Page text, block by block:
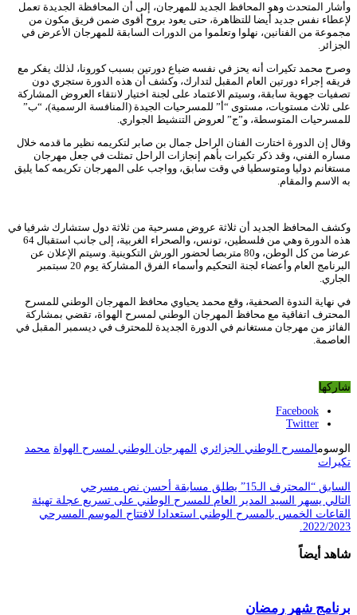
وأشار المتحدث وهو المحافظ الجديد للمهرجان، إلى أن المحافظة الجديدة تعمل
لإعطاء نفس جديد أيضا للتظاهرة، حتى يعود بروح أقوى ضمن فريق مكون من
مجموعة من الفنانين، نهلوا وتعلموا من الدورات السابقة للمهرجان الأعرض في
الجزائر.
وصرح محمد تكيرات أنه يحز في نفسه ضياع دورتين بسبب كورونا، لذلك يفكر مع
فريقه إجراء دورتين العام المقبل لتدارك، وكشف أن هذه الدورة ستجري دون
تصفيات جهوية سابقة، وسيتم الاعتماد على لجنة اختيار لانتقاء العروض المشاركة
على ثلاث مستويات، مستوى “أ” للمسرحيات الجيدة (المنافسة الرسمية)، “ب”
للمسرحيات المتوسطة، و”ج” لعروض التنشيط الجواري.
وقال إن الدورة اختارت الفنان الراحل جمال بن صابر لتكريمه نظير ما قدمه خلال
مساره الفني، وقد ذكر تكيرات بأهم إنجازات الراحل تمثلت في جعل مهرجان
مستغانم دوليا ومتوسطيا في وقت سابق، وواجب على المهرجان تكريمه كما يليق
به الاسم والمقام.
وكشف المحافظ الجديد أن ثلاثة عروض مسرحية من ثلاثة دول ستشارك شرفيا في
هذه الدورة وهي من فلسطين، تونس، والصحراء الغربية، إلى جانب استقبال 64
عرضا من كل الوطن، و80 متربصا لحضور الورش التكوينية. وسيتم الإعلان عن
البرنامج العام وأعضاء لجنة التحكيم وأسماء الفرق المشاركة يوم 20 سبتمبر
الجاري.
في نهاية الندوة الصحفية، وقع محمد يحياوي محافظ المهرجان الوطني للمسرح
المحترف اتفاقية مع محافظ المهرجان الوطني لمسرح الهواة، تقضي بمشاركة
الفائز من مهرجان مستغانم في الدورة الجديدة للمحترف في ديسمبر المقبل في
العاصمة.
شاركها
Facebook
Twitter
الوسومالمسرح الوطني الجزائري المهرجان الوطني لمسرح الهواة محمد
تكيرات
السابق “المحترف الـ15” يطلق مسابقة أحسن نص مسرحي
التالي يسهر السيد المدير العام للمسرح الوطني على تسريع عجلة تهيئة
القاعات الخمس بالمسرح الوطني استعدادا لافتتاح الموسم المسرحي
2022/2023.
شاهد أيضاً
برنامج شهر رمضان